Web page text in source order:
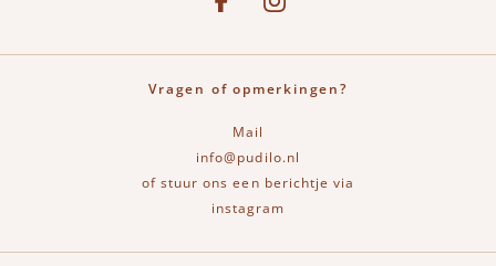
Vragen of opmerkingen?
Mail
info@pudilo.nl
of stuur ons een berichtje via
instagram